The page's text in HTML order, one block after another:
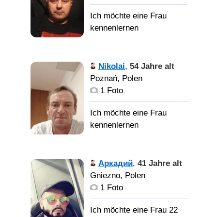
Nikolai, 54 Jahre alt
Poznań, Polen
1 Foto
Аркадий, 41 Jahre alt
Gniezno, Polen
1 Foto
Ich möchte eine Frau 22